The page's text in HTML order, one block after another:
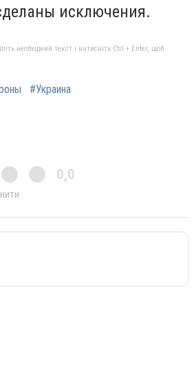
исключения.
необхідний текст і натисніть Ctrl + Enter, щоб
#Украина
0,0